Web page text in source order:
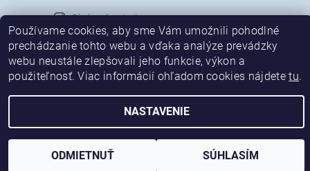
Sledovať na Instagrame
Obchodné podmienky | Reklamačný poriadok |
Spôsob platby a dopravy | Alternatívne riešenie sporov |
Kontaktné údaje | Ochrana osobných údajov
2026 © ekonetka, všetky práva vyhradenéUpraviť nastavenie cookies
Používame cookies, aby sme Vám umožnili pohodlné
prechádzanie tohto webu a vďaka analýze prevádzky
webu neustále zlepšovali jeho funkcie, výkon a
použiteľnosť. Viac informácií ohľadom cookies nájdetetu.
NASTAVENIE
ODMIETNUŤ SÚHLASÍM